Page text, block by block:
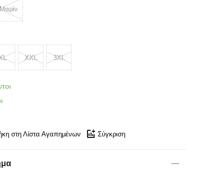
XXL 3XL
στη Λίστα Αγαπημένων Σύγκριση